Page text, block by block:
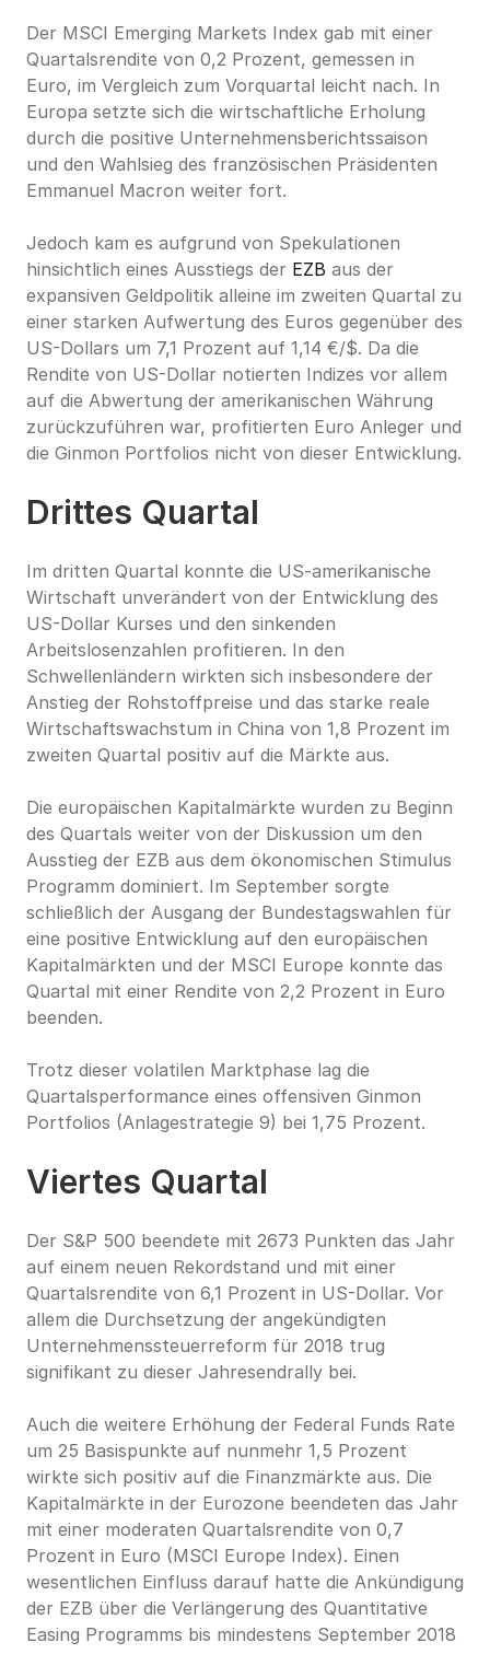
Der MSCI Emerging Markets Index gab mit einer
Quartalsrendite von 0,2 Prozent, gemessen in
Euro, im Vergleich zum Vorquartal leicht nach. In
Europa setzte sich die wirtschaftliche Erholung
durch die positive Unternehmensberichtssaison
und den Wahlsieg des französischen Präsidenten
Emmanuel Macron weiter fort.
Jedoch kam es aufgrund von Spekulationen
hinsichtlich eines Ausstiegs der EZB aus der
expansiven Geldpolitik alleine im zweiten Quartal zu
einer starken Aufwertung des Euros gegenüber des
US-Dollars um 7,1 Prozent auf 1,14 €/$. Da die
Rendite von US-Dollar notierten Indizes vor allem
auf die Abwertung der amerikanischen Währung
zurückzuführen war, profitierten Euro Anleger und
die Ginmon Portfolios nicht von dieser Entwicklung.
Drittes Quartal
Im dritten Quartal konnte die US-amerikanische
Wirtschaft unverändert von der Entwicklung des
US-Dollar Kurses und den sinkenden
Arbeitslosenzahlen profitieren. In den
Schwellenländern wirkten sich insbesondere der
Anstieg der Rohstoffpreise und das starke reale
Wirtschaftswachstum in China von 1,8 Prozent im
zweiten Quartal positiv auf die Märkte aus.
Die europäischen Kapitalmärkte wurden zu Beginn
des Quartals weiter von der Diskussion um den
Ausstieg der EZB aus dem ökonomischen Stimulus
Programm dominiert. Im September sorgte
schließlich der Ausgang der Bundestagswahlen für
eine positive Entwicklung auf den europäischen
Kapitalmärkten und der MSCI Europe konnte das
Quartal mit einer Rendite von 2,2 Prozent in Euro
beenden.
Trotz dieser volatilen Marktphase lag die
Quartalsperformance eines offensiven Ginmon
Portfolios (Anlagestrategie 9) bei 1,75 Prozent.
Viertes Quartal
Der S&P 500 beendete mit 2673 Punkten das Jahr
auf einem neuen Rekordstand und mit einer
Quartalsrendite von 6,1 Prozent in US-Dollar. Vor
allem die Durchsetzung der angekündigten
Unternehmenssteuerreform für 2018 trug
signifikant zu dieser Jahresendrally bei.
Auch die weitere Erhöhung der Federal Funds Rate
um 25 Basispunkte auf nunmehr 1,5 Prozent
wirkte sich positiv auf die Finanzmärkte aus. Die
Kapitalmärkte in der Eurozone beendeten das Jahr
mit einer moderaten Quartalsrendite von 0,7
Prozent in Euro (MSCI Europe Index). Einen
wesentlichen Einfluss darauf hatte die Ankündigung
der EZB über die Verlängerung des Quantitative
Easing Programms bis mindestens September 2018